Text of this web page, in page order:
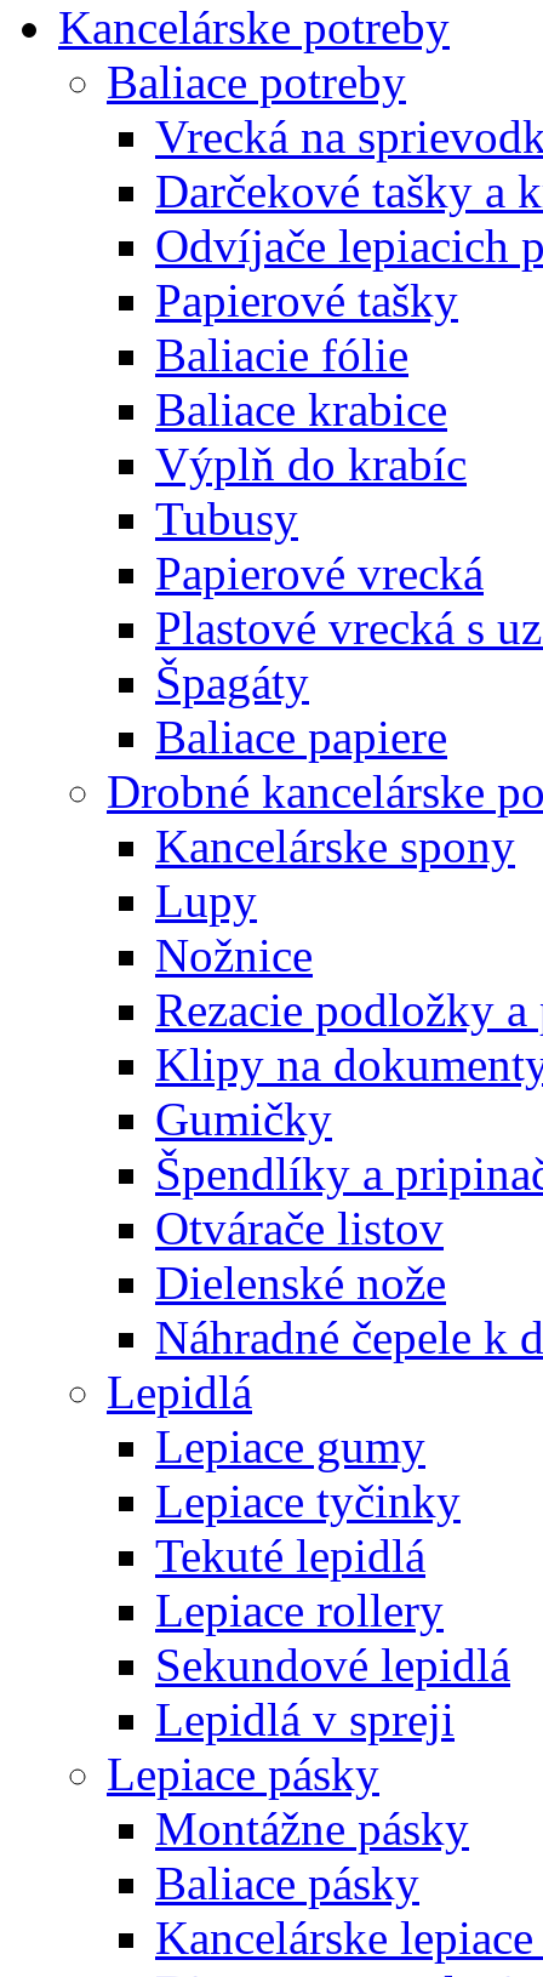
Kancelárske potreby
Baliace potreby
Vrecká na
Darčekové tašky a
Odvíjače lepiacich
Papierové tašky
Baliacie fólie
Baliace krabice
Výplň do krabíc
Tubusy
Papierové vrecká
Plastové vrecká s
Špagáty
Baliace papiere
Drobné kancelárske
Kancelárske spony
Lupy
Nožnice
Rezacie podložky
Klipy na
Gumičky
Špendlíky a
Otvárače listov
Dielenské nože
Náhradné čepele k
Lepidlá
Lepiace gumy
Lepiace tyčinky
Tekuté lepidlá
Lepiace rollery
Sekundové lepidlá
Lepidlá v spreji
Lepiace pásky
Montážne pásky
Baliace pásky
Kancelárske